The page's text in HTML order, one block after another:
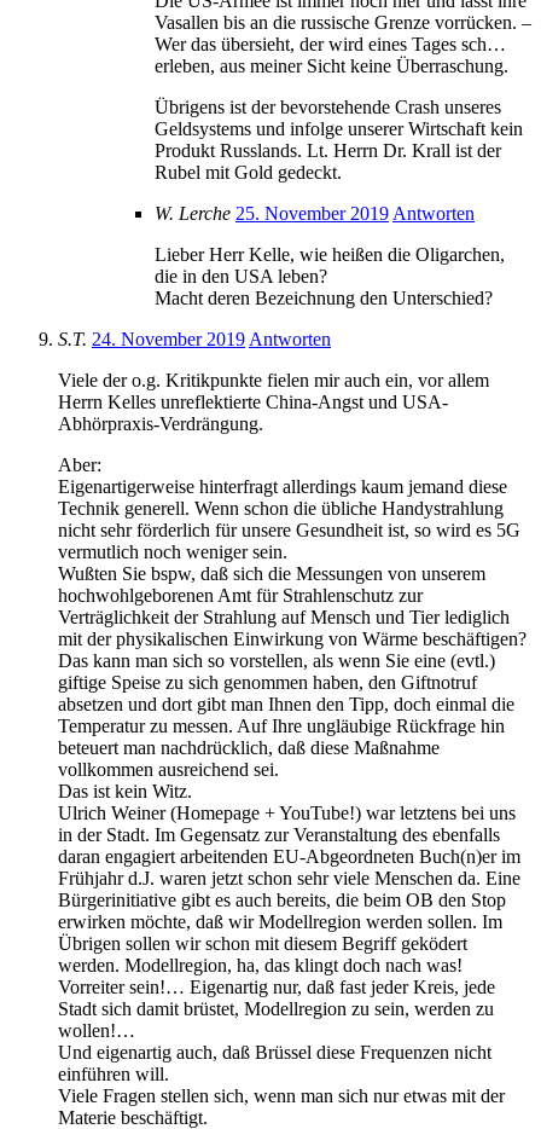
Vasallen bis an die russische Grenze vorrücken. –
Wer das übersieht, der wird eines Tages sch…
erleben, aus meiner Sicht keine Überraschung.
Übrigens ist der bevorstehende Crash unseres
Geldsystems und infolge unserer Wirtschaft kein
Produkt Russlands. Lt. Herrn Dr. Krall ist der
Rubel mit Gold gedeckt.
W. Lerche 25. November 2019 Antworten
Lieber Herr Kelle, wie heißen die Oligarchen,
die in den USA leben?
Macht deren Bezeichnung den Unterschied?
S.T. 24. November 2019 Antworten
Viele der o.g. Kritikpunkte fielen mir auch ein, vor allem
Herrn Kelles unreflektierte China-Angst und USA-
Abhörpraxis-Verdrängung.
Aber:
Eigenartigerweise hinterfragt allerdings kaum jemand diese
Technik generell. Wenn schon die übliche Handystrahlung
nicht sehr förderlich für unsere Gesundheit ist, so wird es 5G
vermutlich noch weniger sein.
Wußten Sie bspw, daß sich die Messungen von unserem
hochwohlgeborenen Amt für Strahlenschutz zur
Verträglichkeit der Strahlung auf Mensch und Tier lediglich
mit der physikalischen Einwirkung von Wärme beschäftigen?
Das kann man sich so vorstellen, als wenn Sie eine (evtl.)
giftige Speise zu sich genommen haben, den Giftnotruf
absetzen und dort gibt man Ihnen den Tipp, doch einmal die
Temperatur zu messen. Auf Ihre ungläubige Rückfrage hin
beteuert man nachdrücklich, daß diese Maßnahme
vollkommen ausreichend sei.
Das ist kein Witz.
Ulrich Weiner (Homepage + YouTube!) war letztens bei uns
in der Stadt. Im Gegensatz zur Veranstaltung des ebenfalls
daran engagiert arbeitenden EU-Abgeordneten Buch(n)er im
Frühjahr d.J. waren jetzt schon sehr viele Menschen da. Eine
Bürgerinitiative gibt es auch bereits, die beim OB den Stop
erwirken möchte, daß wir Modellregion werden sollen. Im
Übrigen sollen wir schon mit diesem Begriff geködert
werden. Modellregion, ha, das klingt doch nach was!
Vorreiter sein!… Eigenartig nur, daß fast jeder Kreis, jede
Stadt sich damit brüstet, Modellregion zu sein, werden zu
wollen!…
Und eigenartig auch, daß Brüssel diese Frequenzen nicht
einführen will.
Viele Fragen stellen sich, wenn man sich nur etwas mit der
Materie beschäftigt.